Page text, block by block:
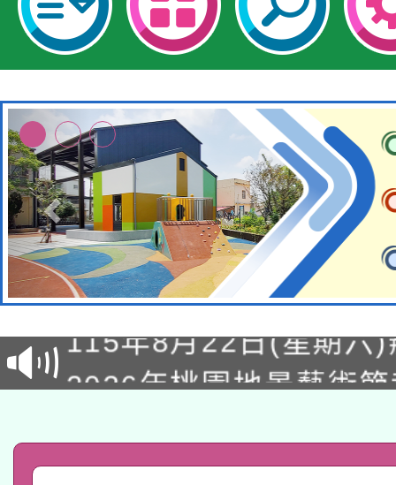
轉知經濟部水利署委託
業技術研究院辦理「
用水績優單位及節水達
桃園市孔廟祈福系列
2026年桃園地景藝術
關事宜
轉知教育部國民及學前